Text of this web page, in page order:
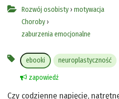
Rozwój osobisty › motywacja
Choroby ›
zaburzenia emocjonalne
ebooki neuroplastyczność
zapowiedź
Czy codzienne napięcie,